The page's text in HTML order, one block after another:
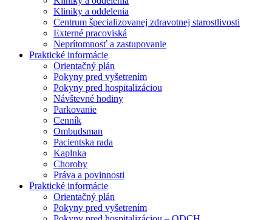
Kliniky a oddelenia
Centrum špecializovanej zdravotnej starostlivosti
Externé pracoviská
Neprítomnosť a zastupovanie
Praktické informácie
Orientačný plán
Pokyny pred vyšetrením
Pokyny pred hospitalizáciou
Návštevné hodiny
Parkovanie
Cenník
Ombudsman
Pacientska rada
Kaplnka
Choroby
Práva a povinnosti
Praktické informácie
Orientačný plán
Pokyny pred vyšetrením